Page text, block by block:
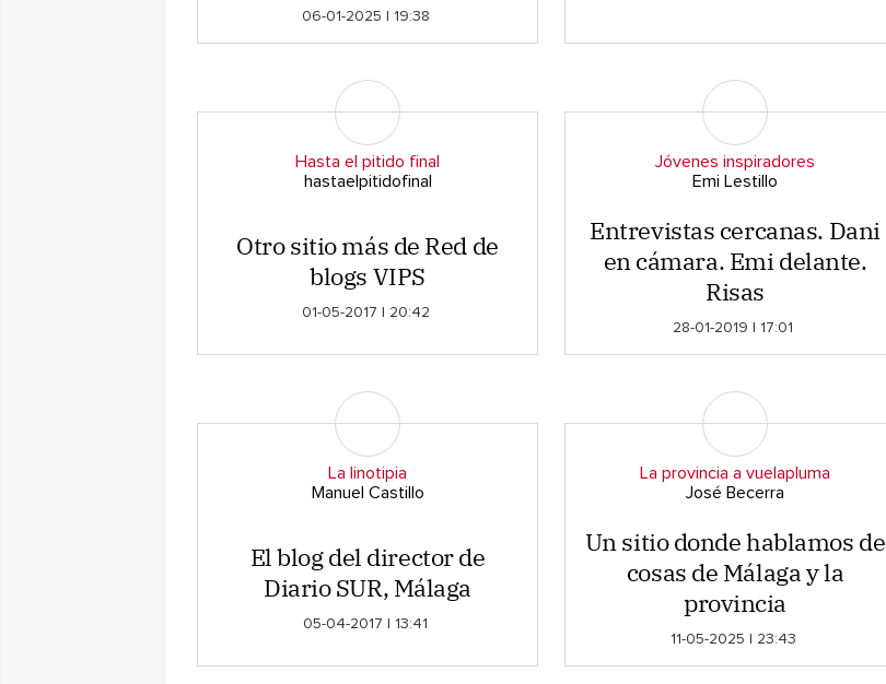
06-01-2025 | 19:38
Hasta el pitido final
hastaelpitidofinal
Otro sitio más de Red de
blogs VIPS
01-05-2017 | 20:42
Jóvenes inspiradores
Emi Lestillo
Entrevistas cercanas. Dani
en cámara. Emi delante.
Risas
28-01-2019 | 17:01
La linotipia
Manuel Castillo
El blog del director de
Diario SUR, Málaga
05-04-2017 | 13:41
La provincia a vuelapluma
José Becerra
Un sitio donde hablamos de
cosas de Málaga y la
provincia
11-05-2025 | 23:43